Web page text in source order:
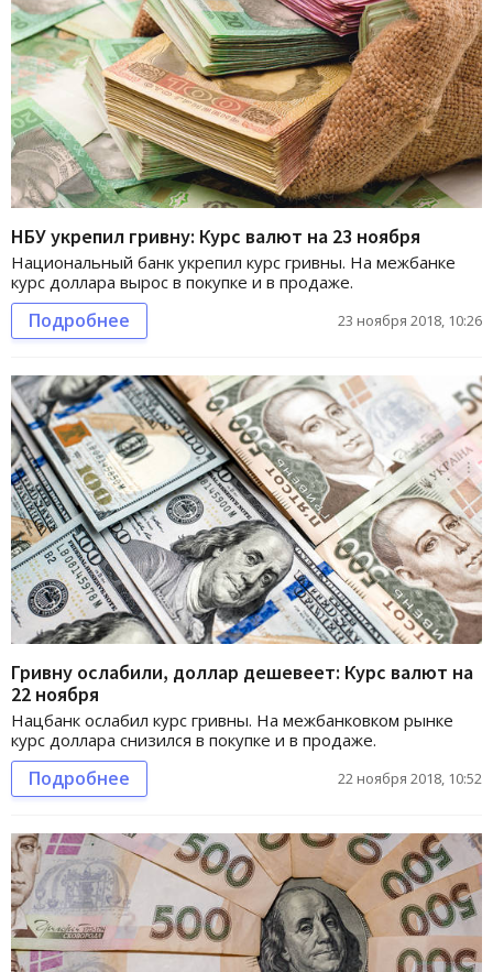
НБУ укрепил гривну: Курс валют на 23 ноября
Национальный банк укрепил курс гривны. На межбанке
курс доллара вырос в покупке и в продаже.
Подробнее 23 ноября 2018, 10:26
Гривну ослабили, доллар дешевеет: Курс валют на
22 ноября
Нацбанк ослабил курс гривны. На межбанковком рынке
курс доллара снизился в покупке и в продаже.
Подробнее 22 ноября 2018, 10:52